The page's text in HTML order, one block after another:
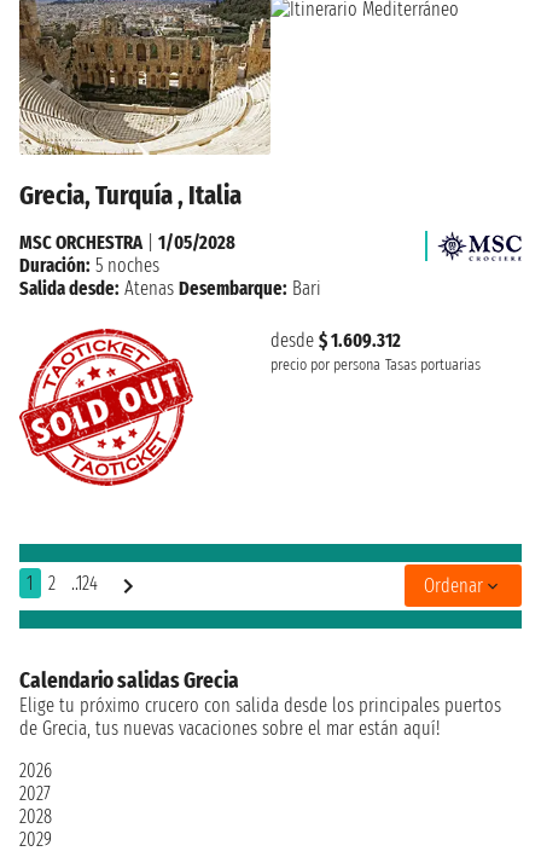
Grecia, Turquía , Italia
desde $ 1.609.312
precio por persona Tasas portuarias
MSC ORCHESTRA| 1/05/2028
Duración: 5 noches
Salida desde: Atenas Desembarque: Bari
1 2 ..124 Ordenar
Calendario salidas Grecia
Elige tu próximo crucero con salida desde los principales puertos
de Grecia, tus nuevas vacaciones sobre el mar están aquí!
2026
2027
2028
2029